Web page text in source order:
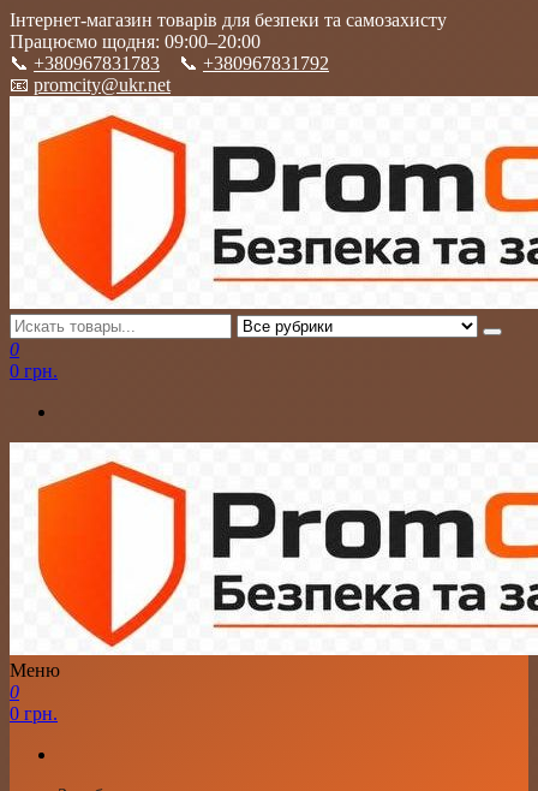
Перейти
к
содержимому
Інтернет-магазин товарів для безпеки та самозахисту
Працюємо щодня: 09:00–20:00
📞 +380967831783 📞 +380967831792
📧 promcity@ukr.net
PromCity
Інтернет-магазин товарів для військових, самозахисту та
безпеки
0
0 грн.
PromCity
Інтернет-магазин товарів для військових, самозахисту та
безпеки
Меню
0
0 грн.